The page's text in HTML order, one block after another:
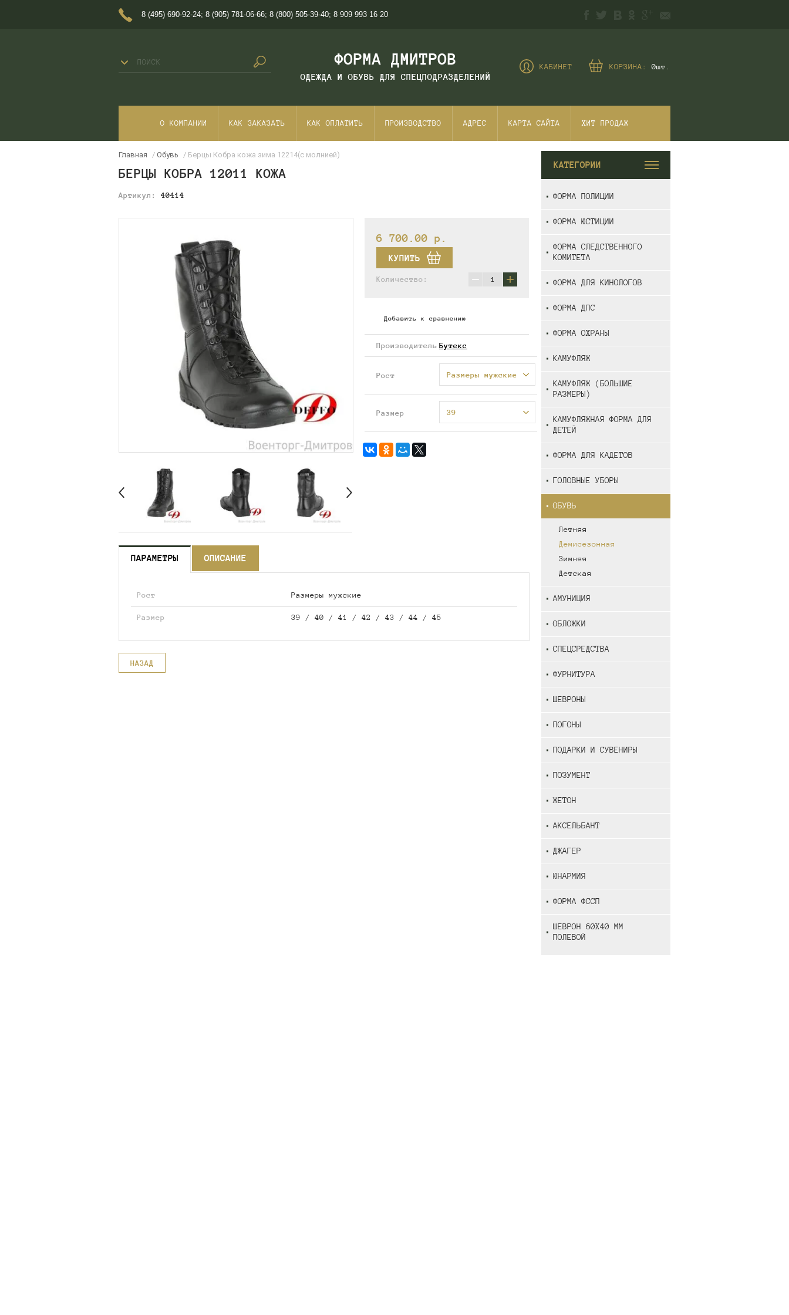
8 (495) 690-92-24; 8 (905) 781-06-66; 8 (800) 505-39-40; 8 909 993 16 20
КОРЗИНА:0шт.
КАБИНЕТ
ФОРМА ДМИТРОВ
ОДЕЖДА И ОБУВЬ ДЛЯ СПЕЦПОДРАЗДЕЛЕНИЙ
О КОМПАНИИ КАК ЗАКАЗАТЬ КАК ОПЛАТИТЬ ПРОИЗВОДСТВО АДРЕС КАРТА САЙТА ХИТ ПРОДАЖ
КАТЕГОРИИ
ФОРМА ПОЛИЦИИ
ФОРМА ЮСТИЦИИ
ФОРМА СЛЕДСТВЕННОГО
КОМИТЕТА
ФОРМА ДЛЯ КИНОЛОГОВ
ФОРМА ДПС
ФОРМА ОХРАНЫ
КАМУФЛЯЖ
КАМУФЛЯЖ (БОЛЬШИЕ
РАЗМЕРЫ)
КАМУФЛЯЖНАЯ ФОРМА ДЛЯ
ДЕТЕЙ
ФОРМА ДЛЯ КАДЕТОВ
ГОЛОВНЫЕ УБОРЫ
ОБУВЬ
Летняя
Демисезонная
Зимняя
Детская
АМУНИЦИЯ
ОБЛОЖКИ
СПЕЦСРЕДСТВА
ФУРНИТУРА
ШЕВРОНЫ
ПОГОНЫ
ПОДАРКИ И СУВЕНИРЫ
ПОЗУМЕНТ
ЖЕТОН
АКСЕЛЬБАНТ
ДЖАГЕР
ЮНАРМИЯ
ФОРМА ФССП
ШЕВРОН 60Х40 ММ
ПОЛЕВОЙ
Главная / Обувь / Берцы Кобра кожа зима 12214(с молнией)
БЕРЦЫ КОБРА 12011 КОЖА
Артикул: 40414
6 700.00 p.
КУПИТЬ
Количество: − +
Добавить к сравнению
Производитель Бутекс
Рост Размеры мужские
Размер 39
ПАРАМЕТРЫ ОПИСАНИЕ
Рост Размеры мужские
Размер 39 / 40 / 41 / 42 / 43 / 44 / 45
НАЗАД